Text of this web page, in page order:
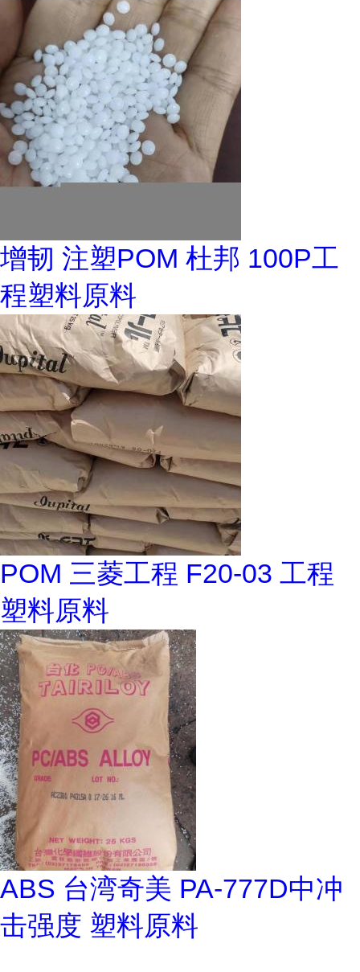
增韧 注塑POM 杜邦 100P工
程塑料原料
POM 三菱工程 F20-03 工程
塑料原料
ABS 台湾奇美 PA-777D中冲
击强度 塑料原料